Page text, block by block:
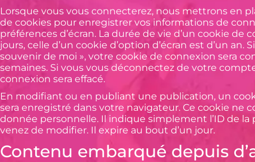
Lorsque vous vous connecterez, nous mettrons en
de cookies pour enregistrer vos informations de
préférences d’écran. La durée de vie d’un cookie de
jours, celle d’un cookie d’option d’écran est d’un an.
souvenir de moi », votre cookie de connexion sera
semaines. Si vous vous déconnectez de votre
connexion sera effacé.
En modifiant ou en publiant une publication, un
sera enregistré dans votre navigateur. Ce cookie ne
donnée personnelle. Il indique simplement l’ID de
venez de modifier. Il expire au bout d’un jour.
Contenu embarqué depuis